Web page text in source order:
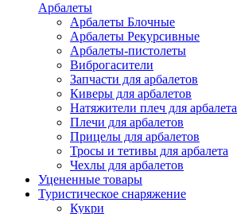
Арбалеты
Арбалеты Блочные
Арбалеты Рекурсивные
Арбалеты-пистолеты
Виброгасители
Запчасти для арбалетов
Киверы для арбалетов
Натяжители плеч для арбалета
Плечи для арбалетов
Прицелы для арбалетов
Тросы и тетивы для арбалета
Чехлы для арбалетов
Уцененные товары
Туристическое снаряжение
Кукри